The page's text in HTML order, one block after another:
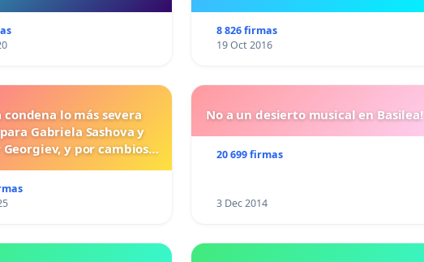
8 826 firmas
19 Oct 2016
condena lo más severa
Gabriela Sashova y
y por cambios
para los crímenes
contra los animales.
No a un desierto musical en Basilea!
20 699 firmas
3 Dec 2014